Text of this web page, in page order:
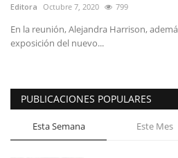
Editora Octubre 7, 2020 799
En la reunión, Alejandra Harrison,
exposición del nuevo...
PUBLICACIONES POPULARES
Esta Semana Este Mes